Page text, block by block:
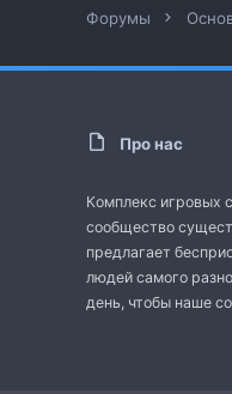
Форумы
Про нас
Комплекс игровых
сообщество
предлагает
людей самого
день, чтобы наше